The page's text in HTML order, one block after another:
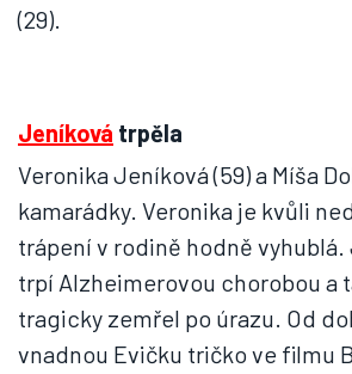
(29).
Jeníková trpěla
Veronika Jeníková (59) a Míša
kamarádky. Veronika je kvůli
trápení v rodině hodně
trpí Alzheimerovou chorobou a
tragicky zemřel po úrazu. Od
vnadnou Evičku tričko ve filmu